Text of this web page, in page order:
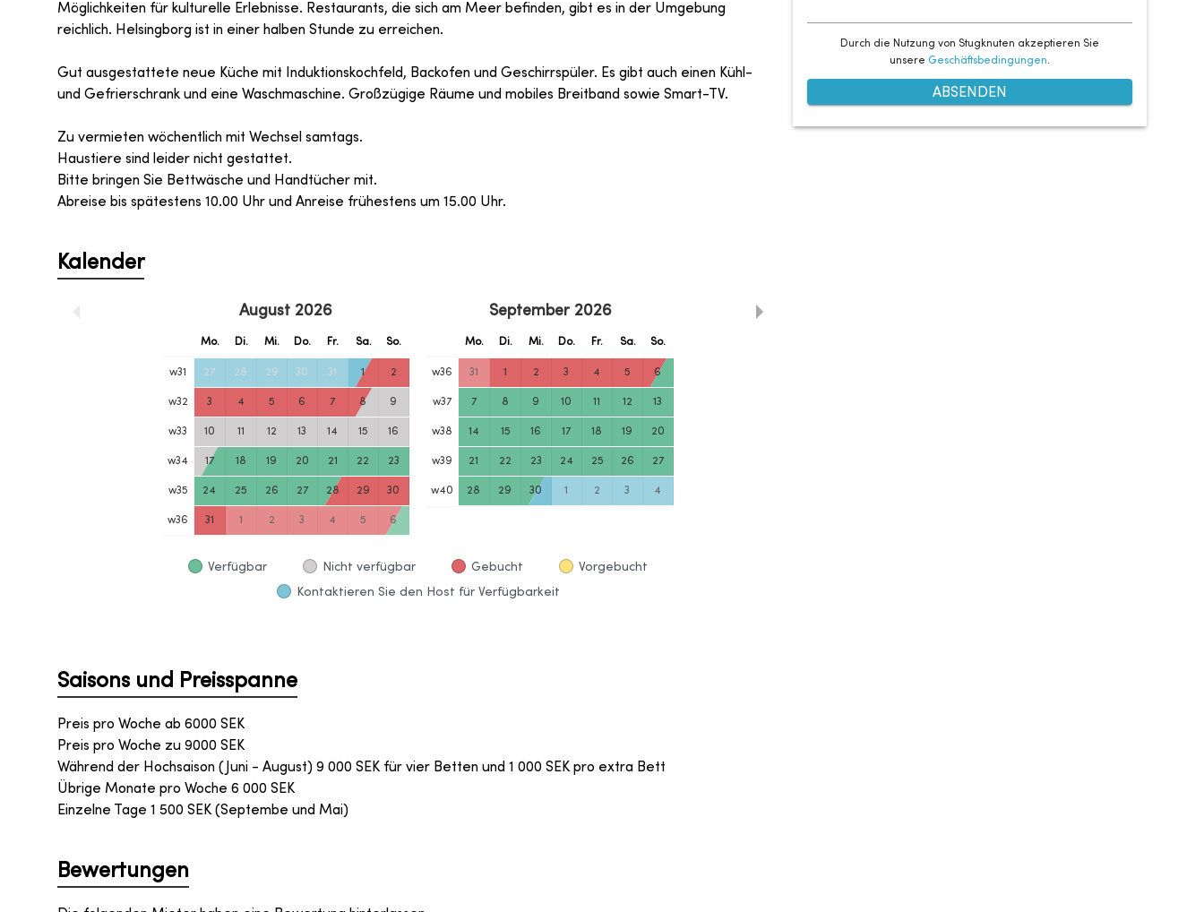
Möglichkeiten für kulturelle Erlebnisse. Restaurants, die sich am Meer befinden, gibt es in der Umgebung
reichlich. Helsingborg ist in einer halben Stunde zu erreichen.
Gut ausgestattete neue Küche mit Induktionskochfeld, Backofen und Geschirrspüler. Es gibt auch einen Kühl-
und Gefrierschrank und eine Waschmaschine. Großzügige Räume und mobiles Breitband sowie Smart-TV.
Zu vermieten wöchentlich mit Wechsel samtags.
Haustiere sind leider nicht gestattet.
Bitte bringen Sie Bettwäsche und Handtücher mit.
Abreise bis spätestens 10.00 Uhr und Anreise frühestens um 15.00 Uhr.
Kalender
August 2026
Mo. Di. Mi. Do. Fr. Sa. So.
w31 27 28 29 30 31 1 2
w32 3 4 5 6 7 8 9
w33 10 11 12 13 14 15 16
w34 17 18 19 20 21 22 23
w35 24 25 26 27 28 29 30
w36 31 1 2 3 4 5 6
September 2026
Mo. Di. Mi. Do. Fr. Sa. So.
w36 31 1 2 3 4 5 6
w37 7 8 9 10 11 12 13
w38 14 15 16 17 18 19 20
w39 21 22 23 24 25 26 27
w40 28 29 30 1 2 3 4
Verfügbar Nicht verfügbar Gebucht Vorgebucht
Kontaktieren Sie den Host für Verfügbarkeit
Saisons und Preisspanne
Preis pro Woche ab 6000 SEK
Preis pro Woche zu 9000 SEK
Während der Hochsaison (Juni - August) 9 000 SEK für vier Betten und 1 000 SEK pro extra Bett
Übrige Monate pro Woche 6 000 SEK
Einzelne Tage 1 500 SEK (Septembe und Mai)
Bewertungen
Durch die Nutzung von Stugknuten akzeptieren Sie
unsere Geschäftsbedingungen.
ABSENDEN